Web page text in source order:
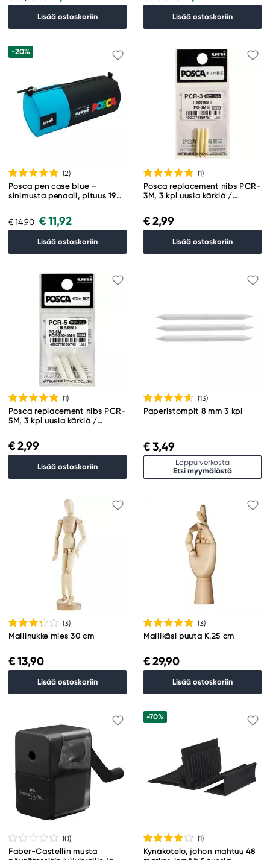
Lisää ostoskoriin Lisää ostoskoriin
-20%
(2)
Posca pen case blue –
sinimusta penaali, pituus 19
€ 14,90 € 11,92
Lisää ostoskoriin
(1)
Posca replacement nibs PCR-
3M, 3 kpl uusia kärkiä /
kyniin
€ 2,99
Lisää ostoskoriin
(1)
Posca replacement nibs PCR-
5M, 3 kpl uusia kärkiä /
kyniin
€ 2,99
Lisää ostoskoriin
(13)
Paperistompit 8 mm 3 kpl
€ 3,49
Loppu verkosta
Etsi myymälästä
(3)
Mallinukke mies 30 cm
€ 13,90
Lisää ostoskoriin
(3)
Mallikäsi puuta K.25 cm
€ 29,90
Lisää ostoskoriin
(0)
Faber-Castellin musta
-70%
(1)
Kynäkotelo, johon mahtuu 48